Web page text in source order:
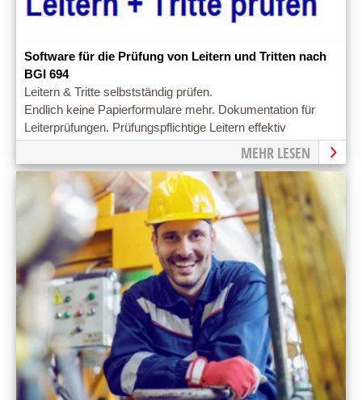
Software für die Prüfung von Leitern und Tritten nach
BGI 694
Leitern & Tritte selbstständig prüfen.
Endlich keine Papierformulare mehr. Dokumentation für
Leiterprüfungen. Prüfungspflichtige Leitern effektiv
MEHR LESEN